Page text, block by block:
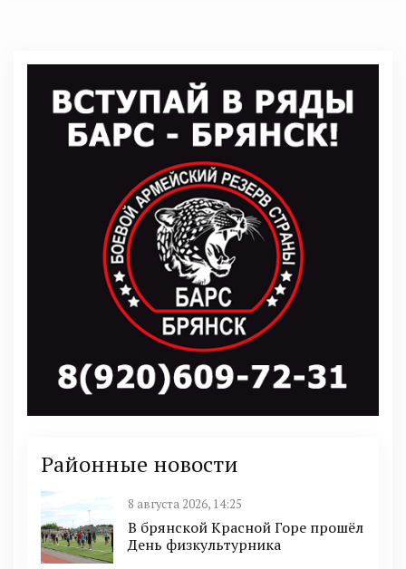
Районные новости
8 августа 2026, 14:25
В брянской Красной Горе прошёл
День физкультурника